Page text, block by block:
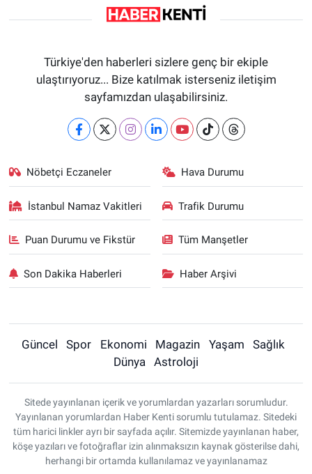
Türkiye'den haberleri sizlere genç bir ekiple
ulaştırıyoruz... Bize katılmak isterseniz iletişim
sayfamızdan ulaşabilirsiniz.
Nöbetçi Eczaneler Hava Durumu
İstanbul Namaz Vakitleri Trafik Durumu
Puan Durumu ve Fikstür Tüm Manşetler
Son Dakika Haberleri Haber Arşivi
Güncel Spor Ekonomi Magazin Yaşam
Sağlık
Dünya
Astroloji
Sitede yayınlanan içerik ve yorumlardan yazarları sorumludur.
Yayınlanan yorumlardan Haber Kenti sorumlu tutulamaz. Sitedeki
tüm harici linkler ayrı bir sayfada açılır. Sitemizde yayınlanan haber,
köşe yazıları ve fotoğraflar izin alınmaksızın kaynak gösterilse dahi,
herhangi bir ortamda kullanılamaz ve yayınlanamaz